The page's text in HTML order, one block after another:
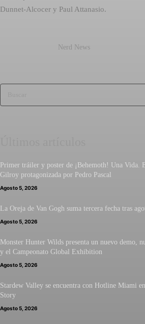
Dunnet-Alcocer y Paul Attanasio.
Nerd News
Primer tráiler y poster de ¡Behemoth! Una Vida.
Gilroy protagonizada por Pedro Pascal
Agosto 5, 2026
La Oreja de Van Gogh suma tercera fecha tras
Agosto 5, 2026
Monster Hunter Wilds presenta un nuevo demo,
y el Campeonato Global Exhibition
Agosto 5, 2026
Stardew Valley se encuentra con Hotline Miami
Story
Agosto 5, 2026